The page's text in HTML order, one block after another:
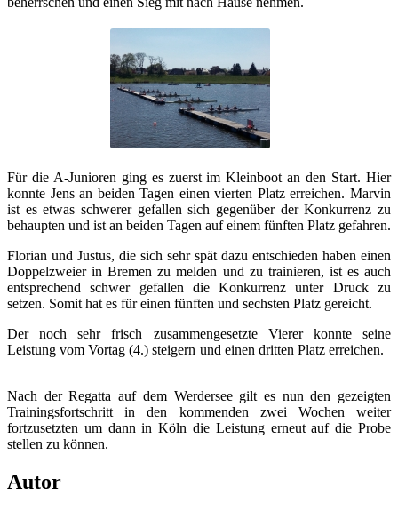
Für die A-Junioren ging es zuerst im Kleinboot an den Start. Hier
konnte Jens an beiden Tagen einen vierten Platz erreichen. Marvin
ist es etwas schwerer gefallen sich gegenüber der Konkurrenz zu
behaupten und ist an beiden Tagen auf einem fünften Platz gefahren.
Florian und Justus, die sich sehr spät dazu entschieden haben einen
Doppelzweier in Bremen zu melden und zu trainieren, ist es auch
entsprechend schwer gefallen die Konkurrenz unter Druck zu
setzen. Somit hat es für einen fünften und sechsten Platz gereicht.
Der noch sehr frisch zusammengesetzte Vierer konnte seine
Leistung vom Vortag (4.) steigern und einen dritten Platz erreichen.
Nach der Regatta auf dem Werdersee gilt es nun den gezeigten
Trainingsfortschritt in den kommenden zwei Wochen weiter
fortzusetzten um dann in Köln die Leistung erneut auf die Probe
stellen zu können.
Autor